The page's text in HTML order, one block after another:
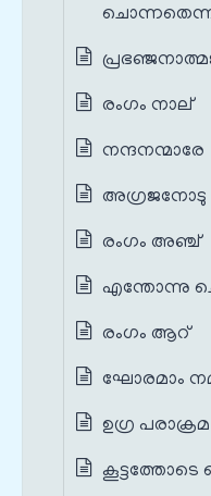
രംഗം നാല്‌
നന്ദനന്മാരേ
അഗ്രജനോടു
രംഗം അഞ്ച്
എന്തോന്നു
രംഗം ആറ്
ഘോരമാം
ഉഗ്ര